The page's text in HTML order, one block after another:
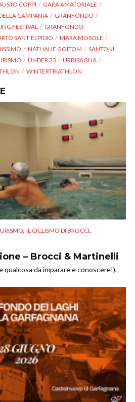
COPPI
GARA AMATORIALE
CAMPANIA
GRANFONDO
FESTIVAL
GRANFONDO
SANT'ELPIDIO
MARA MOSOLE
NATHALIE GOITOM
SANTONI
UNDER 23
URBISAGLIA
WINTERTRIATHLON
, IL CICLISMO DI BROCCI,
– Brocci & Martinelli
qualcosa da imparare e conoscere!).